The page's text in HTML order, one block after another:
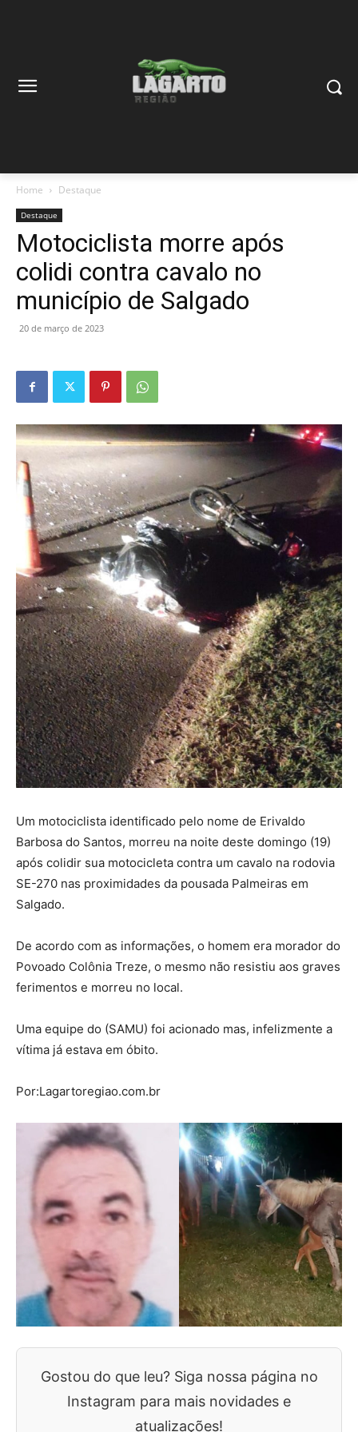
Home Destaque
Destaque
Motociclista morre após
colidi contra cavalo no
município de Salgado
20 de março de 2023
Um motociclista identificado pelo nome de Erivaldo
Barbosa do Santos, morreu na noite deste domingo (19)
após colidir sua motocicleta contra um cavalo na rodovia
SE-270 nas proximidades da pousada Palmeiras em
Salgado.
De acordo com as informações, o homem era morador do
Povoado Colônia Treze, o mesmo não resistiu aos graves
ferimentos e morreu no local.
Uma equipe do (SAMU) foi acionado mas, infelizmente a
vítima já estava em óbito.
Por:Lagartoregiao.com.br
Gostou do que leu? Siga nossa página no
Instagram para mais novidades e
atualizações!